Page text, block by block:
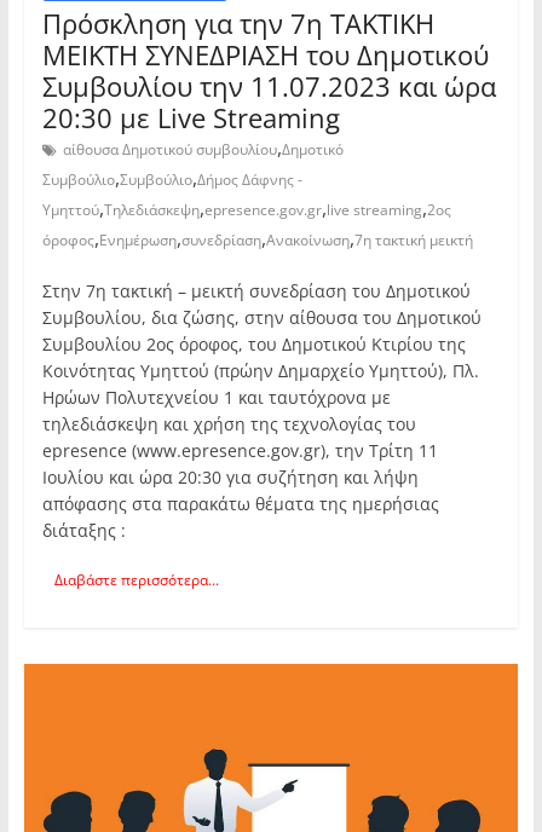
Πρόσκληση για την 7η ΤΑΚΤΙΚΗ
ΜΕΙΚΤΗ ΣΥΝΕΔΡΙΑΣΗ του Δημοτικού
Συμβουλίου την 11.07.2023 και ώρα
20:30 με Live Streaming
αίθουσα Δημοτικού συμβουλίου,Δημοτικό
Συμβούλιο,Συμβούλιο,Δήμος Δάφνης -
Υμηττού,Τηλεδιάσκεψη,epresence.gov.gr,live streaming,2ος
όροφος,Ενημέρωση,συνεδρίαση,Ανακοίνωση,7η τακτική μεικτή
Στην 7η τακτική – μεικτή συνεδρίαση του Δημοτικού
Συμβουλίου, δια ζώσης, στην αίθουσα του Δημοτικού
Συμβουλίου 2ος όροφος, του Δημοτικού Κτιρίου της
Κοινότητας Υμηττού (πρώην Δημαρχείο Υμηττού), Πλ.
Ηρώων Πολυτεχνείου 1 και ταυτόχρονα με
τηλεδιάσκεψη και χρήση της τεχνολογίας του
epresence (www.epresence.gov.gr), την Τρίτη 11
Ιουλίου και ώρα 20:30 για συζήτηση και λήψη
απόφασης στα παρακάτω θέματα της ημερήσιας
διάταξης :
Διαβάστε περισσότερα...